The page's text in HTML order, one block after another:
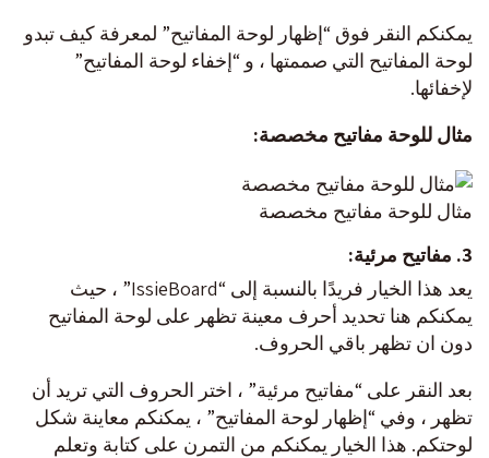
يمكنكم النقر فوق “إظهار لوحة المفاتيح” لمعرفة كيف تبدو
لوحة المفاتيح التي صممتها ، و “إخفاء لوحة المفاتيح”
لإخفائها.
مثال للوحة مفاتيح مخصصة:
مثال للوحة مفاتيح مخصصة
3. مفاتيح مرئية:
يعد هذا الخيار فريدًا بالنسبة إلى “IssieBoard” ، حيث
يمكنكم هنا تحديد أحرف معينة تظهر على لوحة المفاتيح
دون ان تظهر باقي الحروف.
بعد النقر على “مفاتيح مرئية” ، اختر الحروف التي تريد أن
تظهر ، وفي “إظهار لوحة المفاتيح” ، يمكنكم معاينة شكل
لوحتكم. هذا الخيار يمكنكم من التمرن على كتابة وتعلم